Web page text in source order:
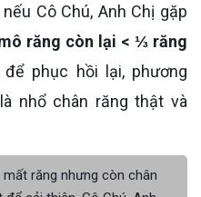
Cô Chú, Anh Chị gặp
răng còn lại < ⅓ răng
phục hồi lại, phương
nhổ chân răng thật và
răng nhưng còn chân